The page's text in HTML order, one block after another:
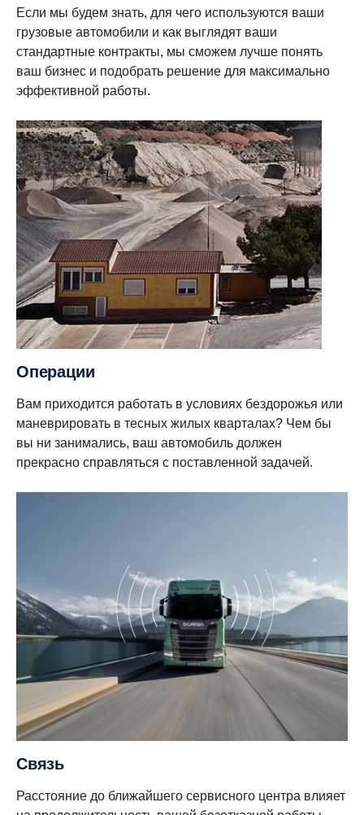
Если мы будем знать, для чего используются ваши
грузовые автомобили и как выглядят ваши
стандартные контракты, мы сможем лучше понять
ваш бизнес и подобрать решение для максимально
эффективной работы.
Операции
Вам приходится работать в условиях бездорожья или
маневрировать в тесных жилых кварталах? Чем бы
вы ни занимались, ваш автомобиль должен
прекрасно справляться с поставленной задачей.
Связь
Расстояние до ближайшего сервисного центра влияет